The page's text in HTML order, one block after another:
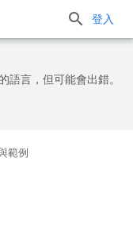
登入
語言，但可能會出錯。
範例